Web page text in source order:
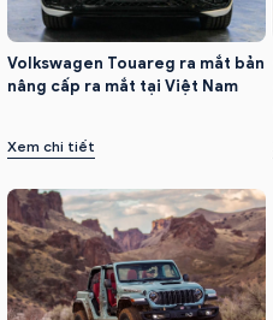
Volkswagen Touareg ra mắt bản
nâng cấp ra mắt tại Việt Nam
Xem chi tiết